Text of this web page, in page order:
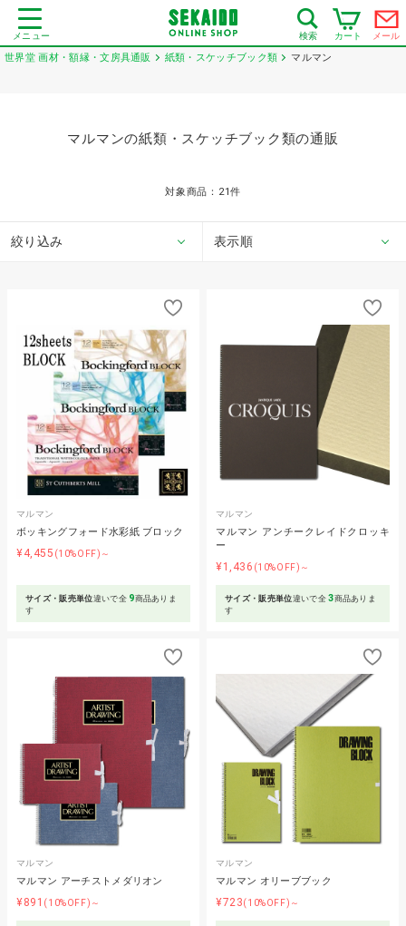
メニュー 検索 カート メール
世界堂 画材・額縁・文房具通販 紙類・スケッチブック類 マルマン
マルマンの紙類・スケッチブック類の通販
対象商品： 21件
絞り込み 表示順
マルマン
ボッキングフォード水彩紙 ブロック
¥4,455 (10%OFF)～
サイズ・販売単位違いで全 9商品ありま
す
マルマン
マルマン アンチークレイドクロッキ
ー
¥1,436 (10%OFF)～
サイズ・販売単位違いで全3商品ありま
す
マルマン
マルマン アーチストメダリオン
¥891 (10%OFF)～
マルマン
マルマン オリーブブック
¥723(10%OFF)～